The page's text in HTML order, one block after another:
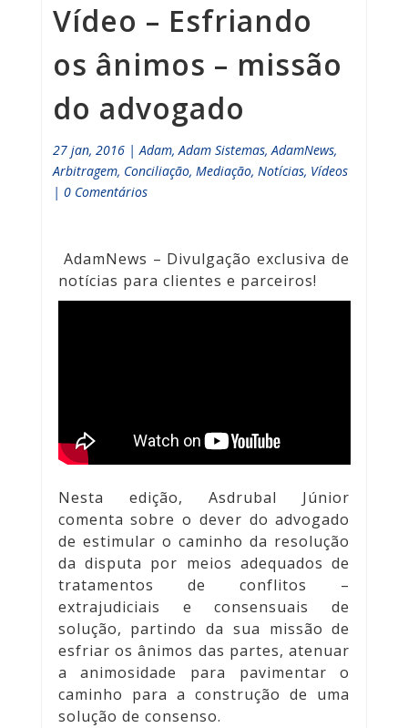
Vídeo – Esfriando
os ânimos – missão
do advogado
27 jan, 2016 |Adam,Adam Sistemas,AdamNews,
Arbitragem, Conciliação,Mediação,Notícias, Vídeos
|0 Comentários
AdamNews – Divulgação exclusiva de
notícias para clientes e parceiros!
Nesta edição, Asdrubal Júnior
comenta sobre o dever do advogado
de estimular o caminho da resolução
da disputa por meios adequados de
tratamentos de conflitos –
extrajudiciais e consensuais de
solução, partindo da sua missão de
esfriar os ânimos das partes, atenuar
a animosidade para pavimentar o
caminho para a construção de uma
solução de consenso.